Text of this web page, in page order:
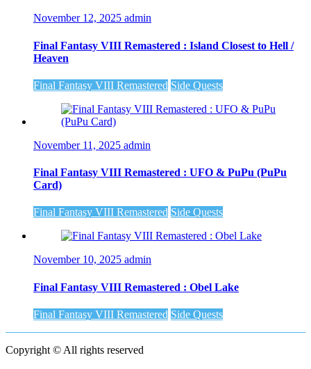
November 12, 2025 admin
Final Fantasy VIII Remastered : Island Closest to Hell /
Heaven
Final Fantasy VIII Remastered Side Quests
November 11, 2025 admin
Final Fantasy VIII Remastered : UFO & PuPu (PuPu
Card)
Final Fantasy VIII Remastered Side Quests
November 10, 2025 admin
Final Fantasy VIII Remastered : Obel Lake
Final Fantasy VIII Remastered Side Quests
Copyright © All rights reserved